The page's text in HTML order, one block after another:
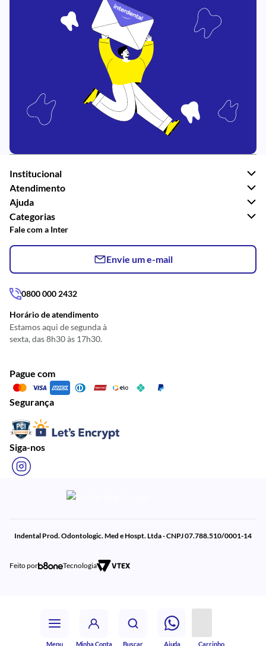
Menu Minha Conta Buscar Ajuda Carrinho
Institucional
Atendimento
Ajuda
Categorias
Fale com a Inter
Envie um e-mail
0800 000 2432
Horário de atendimento
Estamos aqui de segunda à
sexta, das 8h30 às 17h30.
Pague com
Segurança
Siga-nos
Indental Prod. Odontologic. Med e Hospt. Ltda - CNPJ 07.788.510/0001-14
Feito por Tecnologia